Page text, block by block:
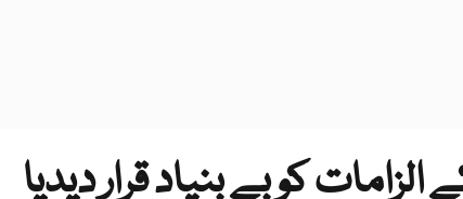
الزامات کو بے بنیاد قرار دیدیا